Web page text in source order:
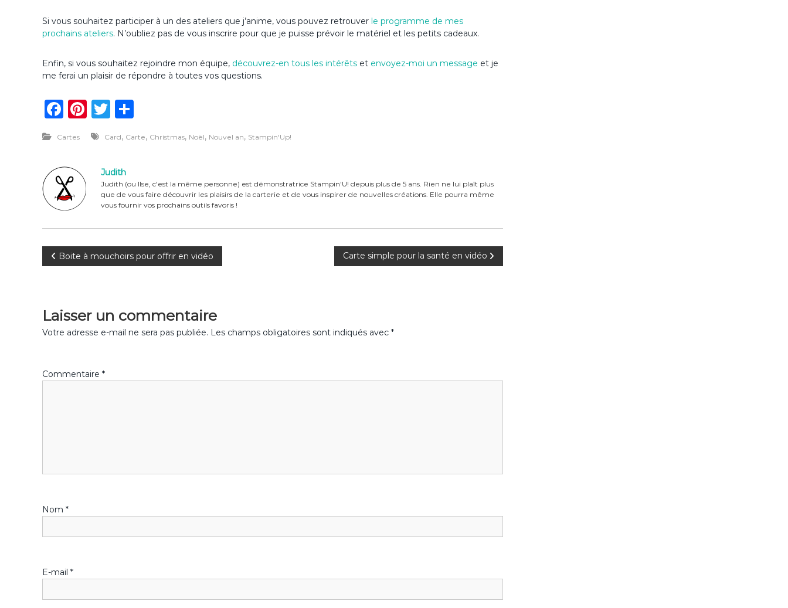
Si vous souhaitez participer à un des ateliers que j’anime, vous pouvez retrouver le programme de mes
prochains ateliers. N’oubliez pas de vous inscrire pour que je puisse prévoir le matériel et les petits cadeaux.
Enfin, si vous souhaitez rejoindre mon équipe, découvrez-en tous les intérêts et envoyez-moi un message et je
me ferai un plaisir de répondre à toutes vos questions.
F
c
e
b
o
k
Pi
n
te
re
st
T
it
te
r
ta
er
Cartes Card, Carte, Christmas, Noël, Nouvel an, Stampin'Up!
Judith
Judith (ou Ilse, c'est la même personne) est démonstratrice Stampin'U! depuis plus de 5 ans. Rien ne lui plaît plus
que de vous faire découvrir les plaisirs de la carterie et de vous inspirer de nouvelles créations. Elle pourra même
vous fournir vos prochains outils favoris !
N
v
i
o
d
l
’
Boite à mouchoirs pour offrir en vidéo Carte simple pour la santé en vidéo
Laisser un commentaire
Votre adresse e-mail ne sera pas publiée. Les champs obligatoires sont indiqués avec *
Commentaire *
Nom *
E-mail *